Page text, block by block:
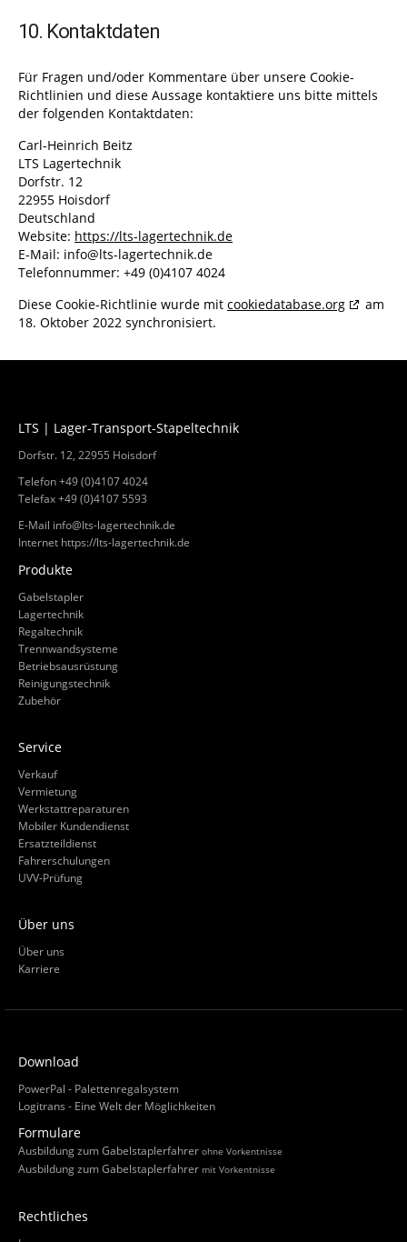
10. Kontaktdaten
Für Fragen und/oder Kommentare über unsere Cookie-
Richtlinien und diese Aussage kontaktiere uns bitte mittels
der folgenden Kontaktdaten:
Carl-Heinrich Beitz
LTS Lagertechnik
Dorfstr. 12
22955 Hoisdorf
Deutschland
Website: https://lts-lagertechnik.de
E-Mail: ed.kinhcetregal-stl@ofni
Telefonnummer: +49 (0)4107 4024
Diese Cookie-Richtlinie wurde mit cookiedatabase.org
am
18. Oktober 2022 synchronisiert.
LTS | Lager-Transport-Stapeltechnik
Dorfstr. 12, 22955 Hoisdorf
Telefon +49 (0)4107 4024
Telefax +49 (0)4107 5593
E-Mail info@lts-lagertechnik.de
Internet https://lts-lagertechnik.de
Produkte
Gabelstapler
Lagertechnik
Regaltechnik
Trennwandsysteme
Betriebsausrüstung
Reinigungstechnik
Zubehör
Service
Verkauf
Vermietung
Werkstattreparaturen
Mobiler Kundendienst
Ersatzteildienst
Fahrerschulungen
UVV-Prüfung
Über uns
Über uns
Karriere
Download
PowerPal - Palettenregalsystem
Logitrans - Eine Welt der Möglichkeiten
Formulare
Ausbildung zum Gabelstaplerfahrer ohne Vorkentnisse
Ausbildung zum Gabelstaplerfahrer mit Vorkentnisse
Rechtliches